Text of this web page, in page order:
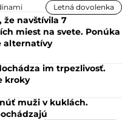
Letná dovolenka
že navštívila 7
miest na svete. Ponúka
alternatívy
im trpezlivosť.
kroky
muži v kuklách.